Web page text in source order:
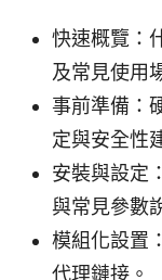
快速概覽：
及常見使用
事前準備：
定與安全性
安裝與設定
與常見參數
模組化設置
代理鏈接。